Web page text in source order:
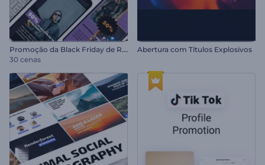
P
romoção da Black Friday de Reels
30 cenas
Abertura com Títulos Explosivos